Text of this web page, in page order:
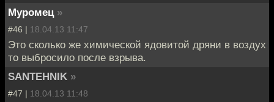
Муромец »
#46 | 18.04.13 11:47
Это сколько же химической ядовитой дряни в воздух
то выбросило после взрыва.
SANTEHNIK »
#47 | 18.04.13 11:48